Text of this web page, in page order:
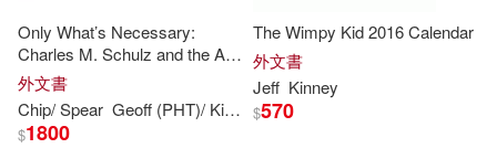
Only What’s Necessary:
Charles M. Schulz and the Art
of Peanuts
外文書
Chip/ Spear Geoff (PHT)/ Kinney Jean (CON)/ Johnson
$1800
The Wimpy Kid 2016 Calendar
外文書
Jeff Kinney
$570